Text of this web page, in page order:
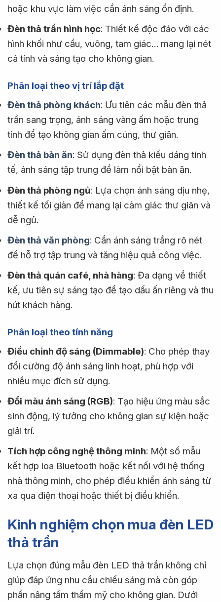
hoặc khu vực làm việc cần ánh sáng ổn định.
Đèn thả trần hình học: Thiết kế độc đáo với các
hình khối như cầu, vuông, tam giác… mang lại nét
cá tính và sáng tạo cho không gian.
Phân loại theo vị trí lắp đặt
Đèn thả phòng khách: Ưu tiên các mẫu đèn thả
trần sang trọng, ánh sáng vàng ấm hoặc trung
tính để tạo không gian ấm cúng, thư giãn.
Đèn thả bàn ăn: Sử dụng đèn thả kiểu dáng tinh
tế, ánh sáng tập trung để làm nổi bật bàn ăn.
Đèn thả phòng ngủ: Lựa chọn ánh sáng dịu nhẹ,
thiết kế tối giản để mang lại cảm giác thư giãn và
dễ ngủ.
Đèn thả văn phòng: Cần ánh sáng trắng rõ nét
để hỗ trợ tập trung và tăng hiệu quả công việc.
Đèn thả quán café, nhà hàng: Đa dạng về thiết
kế, ưu tiên sự sáng tạo để tạo dấu ấn riêng và thu
hút khách hàng.
Phân loại theo tính năng
Điều chỉnh độ sáng (Dimmable): Cho phép thay
đổi cường độ ánh sáng linh hoạt, phù hợp với
nhiều mục đích sử dụng.
Đổi màu ánh sáng (RGB): Tạo hiệu ứng màu sắc
sinh động, lý tưởng cho không gian sự kiện hoặc
giải trí.
Tích hợp công nghệ thông minh: Một số mẫu
kết hợp loa Bluetooth hoặc kết nối với hệ thống
nhà thông minh, cho phép điều khiển ánh sáng từ
xa qua điện thoại hoặc thiết bị điều khiển.
Kinh nghiệm chọn mua đèn LED
thả trần
Lựa chọn đúng mẫu đèn LED thả trần không chỉ
giúp đáp ứng nhu cầu chiếu sáng mà còn góp
phần nâng tầm thẩm mỹ cho không gian. Dưới